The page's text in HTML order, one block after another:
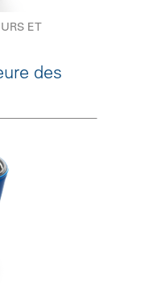
ET
des